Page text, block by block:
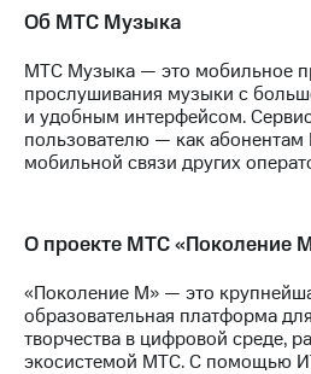
Реквизиты
Контакты
развитие
деловая этика
На главную
Об МТС Музыка
МТС Музыка — это мобильное
прослушивания музыки с
и удобным интерфейсом.
пользователю — как
мобильной связи других
О проекте МТС «Поколение
«Поколение М» — это
образовательная платформа
творчества в цифровой среде,
экосистемой МТС. С помощью